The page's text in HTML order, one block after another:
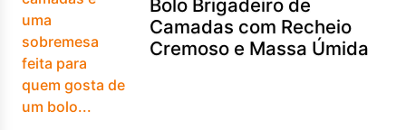
Bolo Brigadeiro de
Camadas com Recheio
Cremoso e Massa Úmida